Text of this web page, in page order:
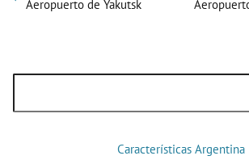
Aeropuerto de Yakutsk
Características Argentina